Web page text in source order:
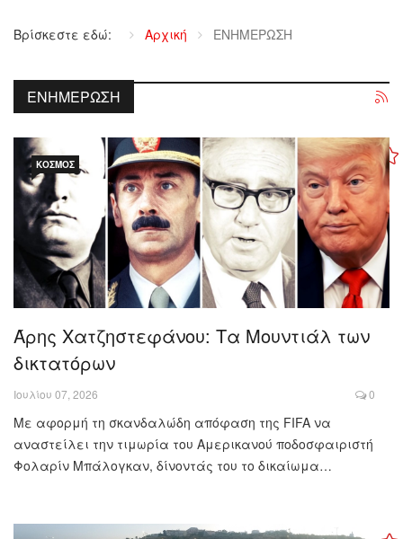
Βρίσκεστε εδώ: Αρχική ΕΝΗΜΕΡΩΣΗ
ΕΝΗΜΈΡΩΣΗ
ΚΌΣΜΟΣ
Άρης Χατζηστεφάνου: Τα Μουντιάλ των
δικτατόρων
Ιουλίου 07, 2026 0
Με αφορμή τη σκανδαλώδη απόφαση της FIFA να
αναστείλει την τιμωρία του Αμερικανού ποδοσφαιριστή
Φολαρίν Μπάλογκαν, δίνοντάς του το δικαίωμα…